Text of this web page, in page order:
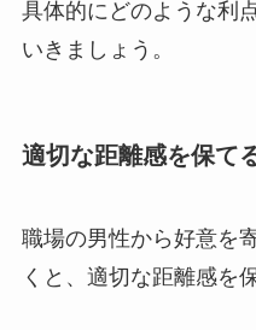
具体的にどのような利
いきましょう。
適切な距離感を保て
職場の男性から好意を
くと、適切な距離感を